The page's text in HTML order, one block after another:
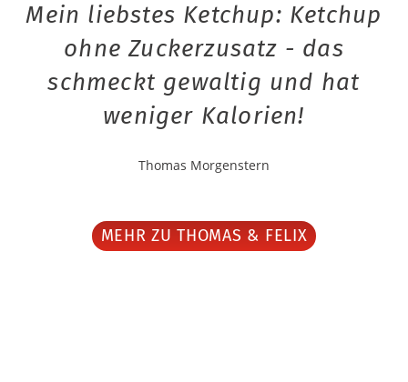
Mein liebstes Ketchup: Ketchup
ohne Zuckerzusatz - das
schmeckt gewaltig und hat
weniger Kalorien!
Thomas Morgenstern
MEHR ZU THOMAS & FELIX